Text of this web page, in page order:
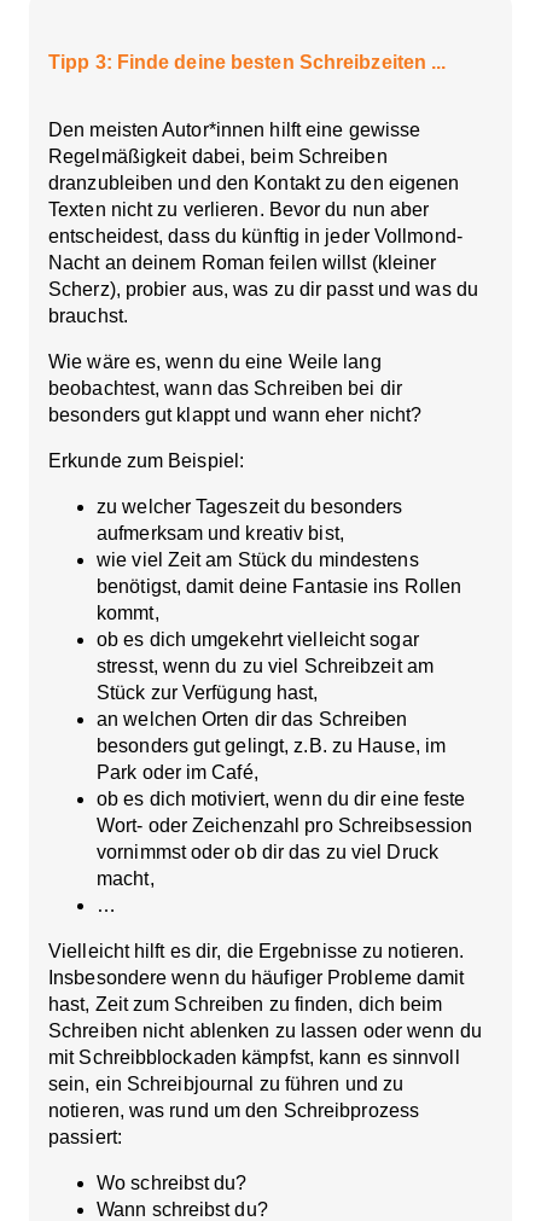
Tipp 3: Finde deine besten Schreibzeiten ...
Den meisten Autor*innen hilft eine gewisse
Regelmäßigkeitdabei, beim Schreiben
dranzubleiben und den Kontakt zu den eigenen
Texten nicht zu verlieren. Bevor du nun aber
entscheidest, dass du künftig in jeder Vollmond-
Nacht an deinem Roman feilen willst (kleiner
Scherz), probier aus, was zu dir passt und was du
brauchst.
Wie wäre es, wenn du eine Weile lang
beobachtest, wann das Schreiben bei dir
besonders gut klappt und wann eher nicht?
Erkunde zum Beispiel:
zu welcher Tageszeit du besonders
aufmerksam und kreativ bist,
wie viel Zeit am Stück du mindestens
benötigst, damit deine Fantasie ins Rollen
kommt,
ob es dich umgekehrt vielleicht sogar
stresst, wenn du zu viel Schreibzeit am
Stück zur Verfügung hast,
an welchen Orten dir das Schreiben
besonders gut gelingt, z.B. zu Hause, im
Park oder im Café,
ob es dich motiviert, wenn du dir eine feste
Wort- oder Zeichenzahl pro Schreibsession
vornimmst oder ob dir das zu viel Druck
macht,
…
Vielleicht hilft es dir, die Ergebnisse zu notieren.
Insbesondere wenn du häufiger Probleme damit
hast, Zeit zum Schreiben zu finden, dich beim
Schreiben nicht ablenken zu lassen oder wenn du
mit Schreibblockaden kämpfst, kann es sinnvoll
sein, ein Schreibjournal zu führen und zu
notieren, was rund um den Schreibprozess
passiert:
Wo schreibst du?
Wann schreibst du?